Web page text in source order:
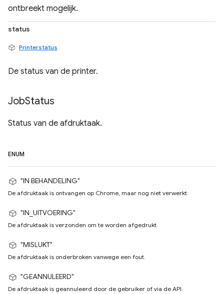
ontbreekt mogelijk.
status
Printerstatus
De status van de printer.
JobStatus
Status van de afdruktaak.
ENUM
"IN BEHANDELING"
De afdruktaak is ontvangen op Chrome, maar nog niet verwerkt.
"IN_UITVOERING"
De afdruktaak is verzonden om te worden afgedrukt.
"MISLUKT"
De afdruktaak is onderbroken vanwege een fout.
"GEANNULEERD"
De afdruktaak is geannuleerd door de gebruiker of via de API.